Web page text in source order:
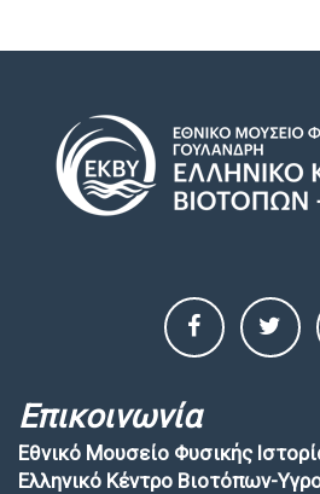
Επικοινωνία
Εθνικό Μουσείο Φυσικής
Ελληνικό Κέντρο Βιοτόπων-